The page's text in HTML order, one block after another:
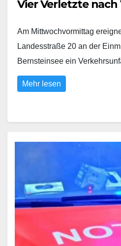
Vier Verletzte
Am Mittwochvormittag
Landesstraße 20 an der
Bernsteinsee ein
Mehr lesen